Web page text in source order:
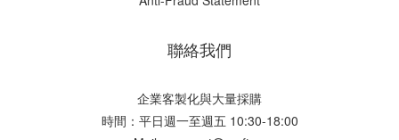
聯絡我們
企業客製化與大量採購
時間：平日週一至週五 10:30-18:00